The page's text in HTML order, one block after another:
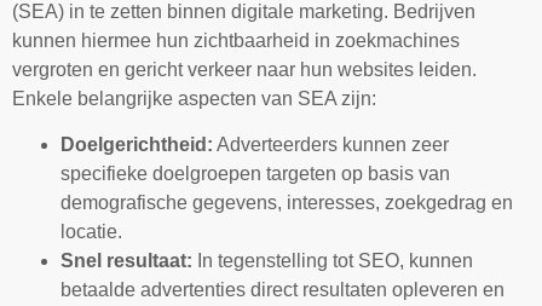
(SEA) in te zetten binnen digitale marketing. Bedrijven
kunnen hiermee hun zichtbaarheid in zoekmachines
vergroten en gericht verkeer naar hun websites leiden.
Enkele belangrijke aspecten van SEA zijn:
Doelgerichtheid: Adverteerders kunnen zeer
specifieke doelgroepen targeten op basis van
demografische gegevens, interesses, zoekgedrag en
locatie.
Snel resultaat: In tegenstelling tot SEO, kunnen
betaalde advertenties direct resultaten opleveren en